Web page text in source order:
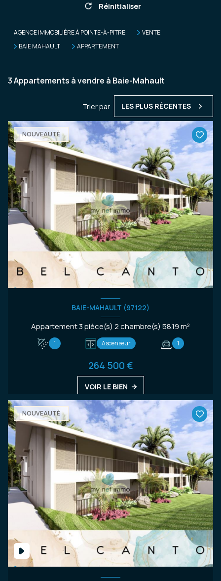
Réinitialiser
AGENCE IMMOBILIÈRE À POINTE-À-PITRE
VENTE
BAIE MAHAULT
APPARTEMENT
3Appartements à vendre à Baie-Mahault
Trier par LES PLUS RÉCENTES
NOUVEAUTÉ
BAIE-MAHAULT (97122)
Appartement 3 pièce(s) 2 chambre(s) 58.19 m²
1 Ascenseur 1
264 500 €
VOIR LE BIEN
NOUVEAUTÉ